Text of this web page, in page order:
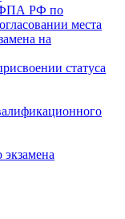
ФПА РФ по
места
на
статуса